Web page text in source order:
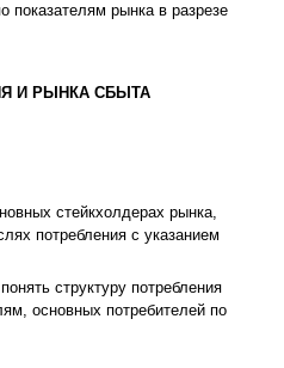
показателям рынка в разрезе
И РЫНКА СБЫТА
стейкхолдерах рынка,
потребления с указанием
структуру потребления
основных потребителей по